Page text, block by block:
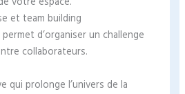
et team building
d’organiser un challenge
collaborateurs.
qui prolonge l’univers de la